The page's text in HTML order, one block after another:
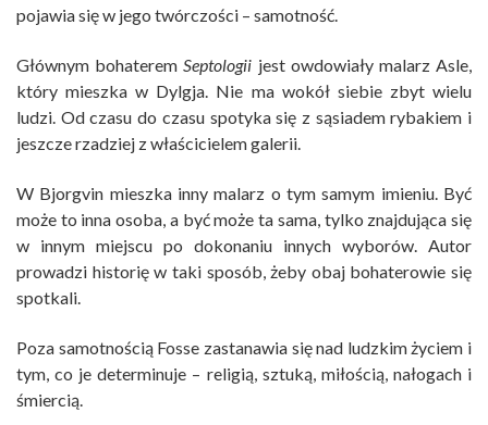
pojawia się w jego twórczości – samotność.
Głównym bohaterem Septologii jest owdowiały malarz Asle,
który mieszka w Dylgja. Nie ma wokół siebie zbyt wielu
ludzi. Od czasu do czasu spotyka się z sąsiadem rybakiem i
jeszcze rzadziej z właścicielem galerii.
W Bjorgvin mieszka inny malarz o tym samym imieniu. Być
może to inna osoba, a być może ta sama, tylko znajdująca się
w innym miejscu po dokonaniu innych wyborów. Autor
prowadzi historię w taki sposób, żeby obaj bohaterowie się
spotkali.
Poza samotnością Fosse zastanawia się nad ludzkim życiem i
tym, co je determinuje – religią, sztuką, miłością, nałogach i
śmiercią.